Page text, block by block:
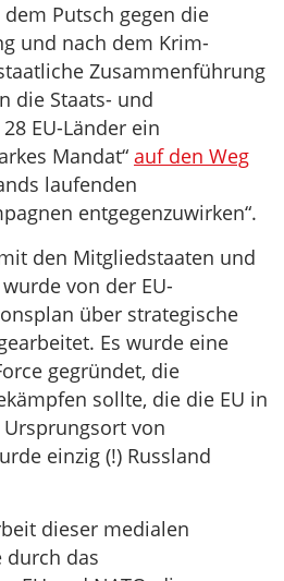
Putsch gegen die
und nach dem Krim-
Zusammenführung
die Staats- und
EU-Länder ein
Mandat“ auf den Weg
laufenden
entgegenzuwirken“.
den Mitgliedstaaten und
von der EU-
über strategische
Es wurde eine
gegründet, die
sollte, die die EU in
von
einzig (!) Russland
dieser medialen
durch das